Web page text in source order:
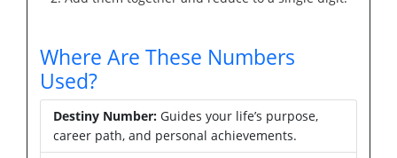
Where Are These Numbers
Used?
Destiny Number: Guides your life’s purpose,
career path, and personal achievements.